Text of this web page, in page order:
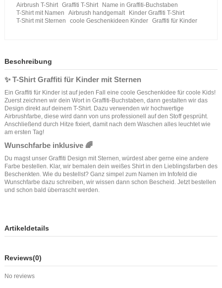
Airbrush T-Shirt Graffiti T-Shirt
Name in Graffiti-Buchstaben
T-Shirt mit Namen
Airbrush handgemalt
Kinder Graffiti T-Shirt
T-Shirt mit Sternen
coole Geschenkideen Kinder Graffiti für Kinder
Beschreibung
✨ T-Shirt Graffiti für Kinder mit Sternen
Ein Graffiti für Kinder ist auf jeden Fall eine coole Geschenkidee für coole Kids!
Zuerst zeichnen wir dein Wort in Graffiti-Buchstaben, dann gestalten wir das
Design direkt auf deinem T-Shirt. Dazu verwenden wir hochwertige
Airbrushfarbe, diese wird dann von uns professionell auf den Stoff gesprüht.
Anschließend durch Hitze fixiert, damit nach dem Waschen alles leuchtet wie
am ersten Tag!
Wunschfarbe inklusive 🌈
Du magst unser Graffiti Design mit Sternen, würdest aber gerne eine andere
Farbe bestellen. Klar, wir bemalen dein weißes Shirt in den Lieblingsfarben des
Beschenkten. Wie du bestellst? Ganz simpel zum Namen im Infofeld die
Wunschfarbe dazu schreiben, wir wissen dann schon Bescheid. Jetzt bestellen
und schon bald überrascht werden.
Artikeldetails
Reviews(0)
No reviews